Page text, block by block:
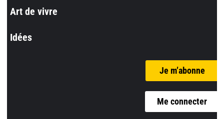
Art de vivre
Idées
Je m’abonne
Me connecter